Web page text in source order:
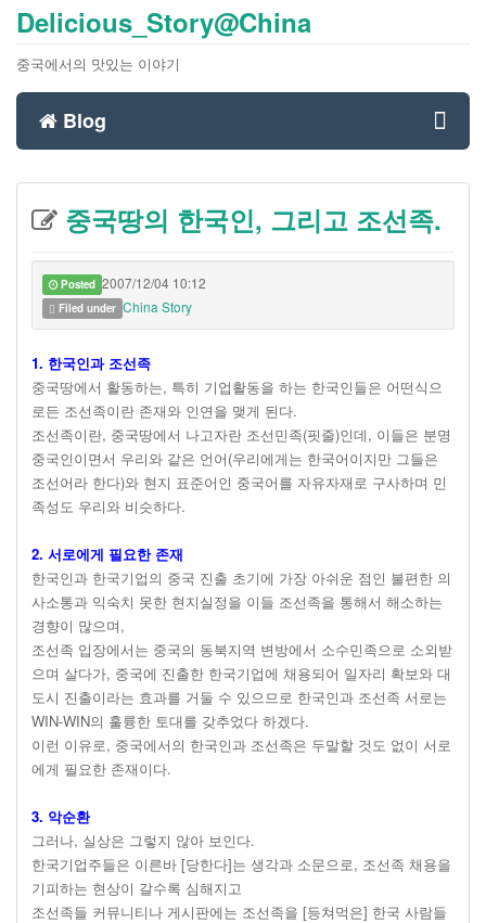
Delicious_Story@China
중국에서의 맛있는 이야기
Blog
중국땅의 한국인, 그리고 조선족.
Posted 2007/12/04 10:12
Filed under China Story
1. 한국인과 조선족
중국땅에서 활동하는, 특히 기업활동을 하는 한국인들은 어떤식으
로든 조선족이란 존재와 인연을 맺게 된다.
조선족이란, 중국땅에서 나고자란 조선민족(핏줄)인데, 이들은 분명
중국인이면서 우리와 같은 언어(우리에게는 한국어이지만 그들은
조선어라 한다)와 현지 표준어인 중국어를 자유자재로 구사하며 민
족성도 우리와 비슷하다.
2. 서로에게 필요한 존재
한국인과 한국기업의 중국 진출 초기에 가장 아쉬운 점인 불편한 의
사소통과 익숙치 못한 현지실정을 이들 조선족을 통해서 해소하는
경향이 많으며,
조선족 입장에서는 중국의 동북지역 변방에서 소수민족으로 소외받
으며 살다가, 중국에 진출한 한국기업에 채용되어 일자리 확보와 대
도시 진출이라는 효과를 거둘 수 있으므로 한국인과 조선족 서로는
WIN-WIN의 훌륭한 토대를 갖추었다 하겠다.
이런 이유로, 중국에서의 한국인과 조선족은 두말할 것도 없이 서로
에게 필요한 존재이다.
3. 악순환
그러나, 실상은 그렇지 않아 보인다.
한국기업주들은 이른바 [당한다]는 생각과 소문으로, 조선족 채용을
기피하는 현상이 갈수록 심해지고
조선족들 커뮤니티나 게시판에는 조선족을 [등쳐먹은] 한국 사람들